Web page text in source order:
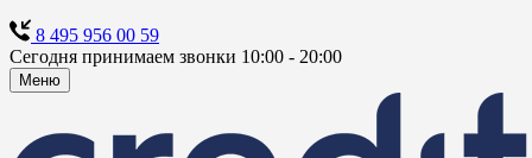
8 495 956 00 59
Сегодня принимаем звонки 10:00 - 20:00
Меню